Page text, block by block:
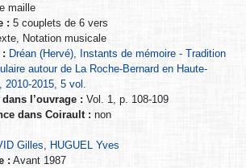
maille
: 5 couplets de 6 vers
Notation musicale
: Dréan (Hervé), Instants de mémoire - Tradition
autour de La Roche-Bernard en Haute-
2010-2015, 5 vol.
l’ouvrage : Vol. 1, p. 108-109
dans Coirault : non
Gilles
HUGUEL Yves
: Avant 1987